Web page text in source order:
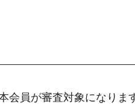
会員が審査対象になりま